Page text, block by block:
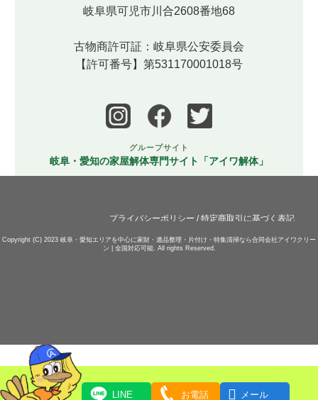
岐阜県可児市川合2608番地68
古物商許可証：岐阜県公安委員会
【許可番号】第531170001018号
グループサイト
岐阜・愛知の家屋解体専門サイト「アイワ解体」
プライバシーポリシー /特定商取引に基づく表記
Copyright (C) 2023 岐阜・愛知エリアを中心に家財・遺品整理・片付け・特集清掃なら合同会社アイワクリー
ン | 全国対応可能. All rights Reserved.
LINE お電話  メール